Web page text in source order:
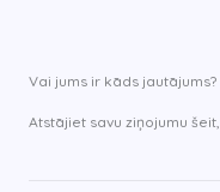
Vai jums ir kāds jautājums?
Atstājiet savu ziņojumu